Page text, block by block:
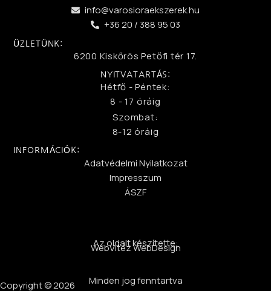
info@varosioraekszerek.hu
+36 20 / 388 95 03
ÜZLETÜNK:
6200 Kiskőrös Petőfi tér 17.
NYITVATARTÁS:
Hétfő - Péntek:
8 - 17 óráig
Szombat:
8-12 óráig
INFORMÁCIÓK:
Adatvédelmi Nyilatkozat
Impresszum
ÁSZF
Az oldalt készítette:
WebVitéz WebDesign
Minden jog fenntartva
Copyright © 2026